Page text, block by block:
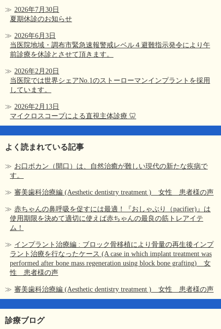
2026年7月30日
夏期休診のお知らせ
2026年6月3日
当医院地域・調布市緊急速報警戒レベル４避難指示発令により午
前診療を休診とさせて頂きます。
2026年2月20日
当医院では世界シェアNo.1のストーローマンインプラントを採用
しています。
2026年2月13日
マイクロスコープによる直視主体診療 🦷
よく読まれている記事
お口ポカン（開口）は、自然治癒が難しい現代の新たな疾病で
す。
審美歯科治療編 (Aesthetic dentistry treatment ) 女性 患者様の声
赤ちゃんの鼻呼吸を促すには最適！『おしゃぶり（pacifier)』は
使用期限を決めて適切に使えば赤ちゃんの最良の筋トレアイテ
ム！
インプラント治療編 : ブロック骨移植により骨量の再生後インプ
ラント治療を行なったケース (A case in which implant treatment was
performed after bone mass regeneration using block bone grafting) 女
性 患者様の声
審美歯科治療編 (Aesthetic dentistry treatment ) 女性 患者様の声
診療ブログ